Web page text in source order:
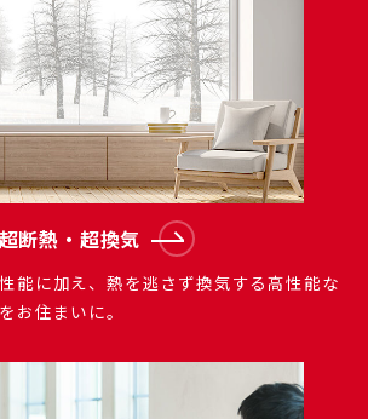
超断熱・超換気
能に加え、熱を逃さず換気する⾼性能な
お住まいに。